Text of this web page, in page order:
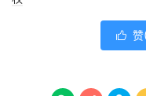
 赞